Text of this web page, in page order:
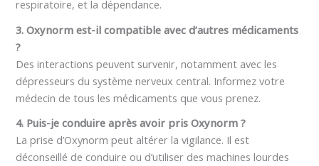
respiratoire, et la dépendance.
3. Oxynorm est-il compatible avec d’autres médicaments
?
Des interactions peuvent survenir, notamment avec les
dépresseurs du système nerveux central. Informez votre
médecin de tous les médicaments que vous prenez.
4. Puis-je conduire après avoir pris Oxynorm ?
La prise d’Oxynorm peut altérer la vigilance. Il est
déconseillé de conduire ou d’utiliser des machines lourdes